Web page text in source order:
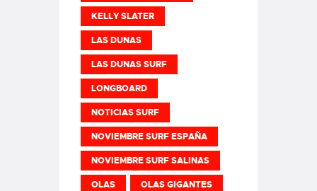
KELLY SLATER
LAS DUNAS
LAS DUNAS SURF
LONGBOARD
NOTICIAS SURF
NOVIEMBRE SURF ESPAÑA
NOVIEMBRE SURF SALINAS
OLAS OLAS GIGANTES